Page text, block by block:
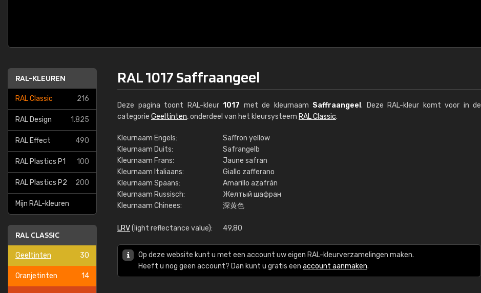
RAL-KLEUREN
RAL Classic 216
RAL Design 1.825
RAL Effect 490
RAL Plastics P1 100
RAL Plastics P2 200
Mijn RAL-kleuren
RAL CLASSIC
Geeltinten 30
Oranjetinten 14
RAL 1017 Saffraangeel
Deze pagina toont RAL-kleur 1017 met de kleurnaam Saffraangeel . Deze RAL-kleur komt voor in de
categorie Geeltinten, onderdeel van het kleursysteem RAL Classic.
Kleurnaam Engels:
Saffron yellow
Kleurnaam Duits:
Safrangelb
Kleurnaam Frans:
Jaune safran
Kleurnaam Italiaans:
Giallo zafferano
Kleurnaam Spaans:
Amarillo azafrán
Kleurnaam Russisch:
Желтый шафран
Kleurnaam Chinees:
深黄色
LRV(light reflectance value): 49,80
Op deze website kunt u met een account uw eigen RAL-kleurverzamelingen maken.
Heeft u nog geen account? Dan kunt u gratis een account aanmaken.